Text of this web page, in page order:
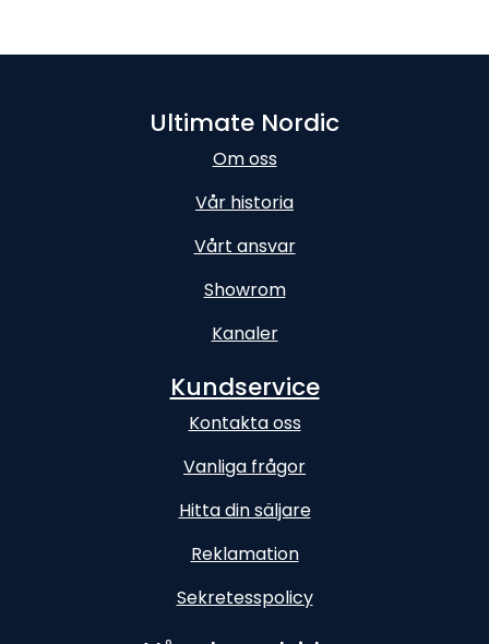
Ultimate Nordic
Om oss
Vår historia
Vårt ansvar
Showrom
Kanaler
Kundservice
Kontakta oss
Vanliga frågor
Hitta din säljare
Reklamation
Sekretesspolicy